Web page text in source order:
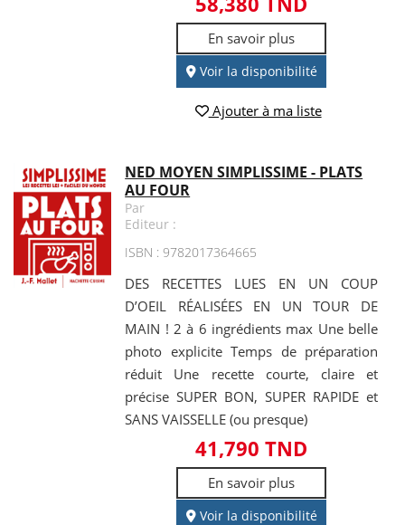
En savoir plus
Voir la disponibilité
Ajouter à ma liste
NED MOYEN SIMPLISSIME - PLATS
AU FOUR
Par
Editeur :
ISBN : 9782017364665
DES RECETTES LUES EN UN COUP
D’OEIL RÉALISÉES EN UN TOUR DE
MAIN ! 2 à 6 ingrédients max Une belle
photo explicite Temps de préparation
réduit Une recette courte, claire et
précise SUPER BON, SUPER RAPIDE et
SANS VAISSELLE (ou presque)
41,790 TND
En savoir plus
Voir la disponibilité